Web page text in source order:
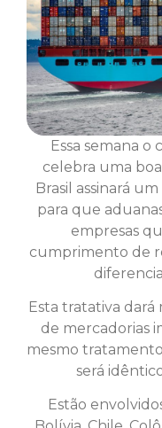
Essa semana
celebra uma
Brasil assinará
para que
empresas
cumprimento de
Esta tratativa dará
de mercadorias
mesmo
será
Estão